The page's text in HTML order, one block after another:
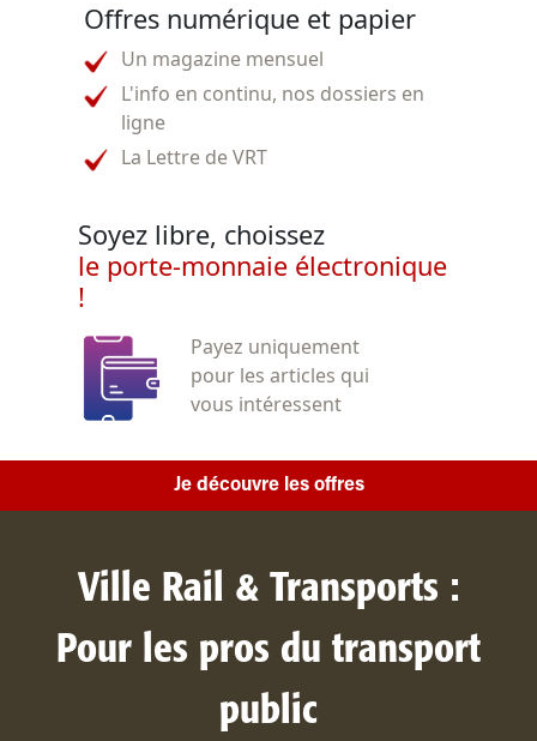
Offres numérique et papier
Un magazine mensuel
L'info en continu, nos dossiers en
ligne
La Lettre de VRT
Soyez libre, choissez
le porte-monnaie électronique
!
Payez uniquement
pour les articles qui
vous intéressent
Je découvre les offres
Ville Rail & Transports :
Pour les pros du transport
public